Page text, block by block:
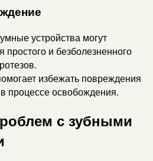
устройства могут
простого и безболезненного
избежать повреждения
процессе освобождения.
с зубными